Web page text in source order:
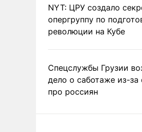
NYT: ЦРУ создало
опергруппу по
революции на Кубе
Спецслужбы Грузии
дело о саботаже из-за
про россиян